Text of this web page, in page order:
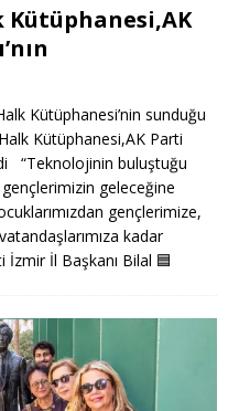
Kütüphanesi’nin sunduğu
Kütüphanesi,AK Parti
“Teknolojinin buluştuğu
geleceğine
gençlerimize,
kadar
İl Başkanı Bilal 🟦